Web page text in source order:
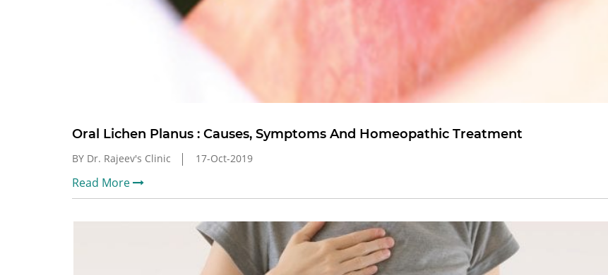
Oral Lichen Planus : Causes, Symptoms And Homeopathic Treatment
BY Dr. Rajeev's Clinic 17-Oct-2019
Read More